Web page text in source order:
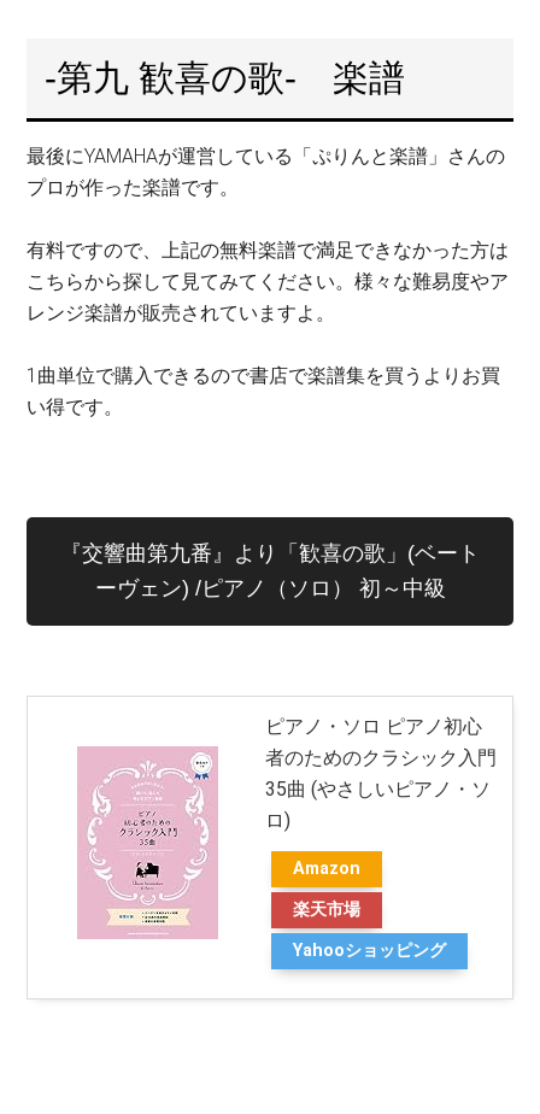
-第九 歓喜の歌- 楽譜
最後にYAMAHAが運営している「ぷりんと楽譜」さんの
プロが作った楽譜です。
有料ですので、上記の無料楽譜で満足できなかった方は
こちらから探して見てみてください。様々な難易度やア
レンジ楽譜が販売されていますよ。
1曲単位で購入できるので書店で楽譜集を買うよりお買
い得です。
『交響曲第九番』より「歓喜の歌」(ベート
ーヴェン) /ピアノ（ソロ） 初～中級
ピアノ・ソロ ピアノ初心
者のためのクラシック入門
35曲 (やさしいピアノ・ソ
ロ)
Amazon
楽天市場
Yahooショッピング